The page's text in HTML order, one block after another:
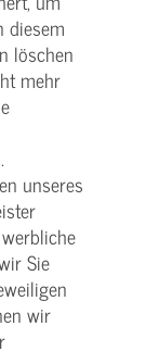
diesem
löschen
mehr
unseres
Sie
wir